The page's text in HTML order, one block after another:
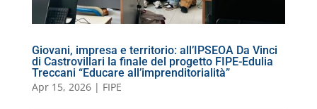
Giovani, impresa e territorio: all’IPSEOA Da Vinci
di Castrovillari la finale del progetto FIPE-Edulia
Treccani “Educare all’imprenditorialità”
Apr 15, 2026| FIPE